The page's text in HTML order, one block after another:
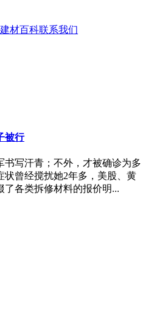
材百科联系我们
被行
书写汗青；不外，才被确诊为多
状曾经搅扰她2年多，美股、黄
了各类拆修材料的报价明...